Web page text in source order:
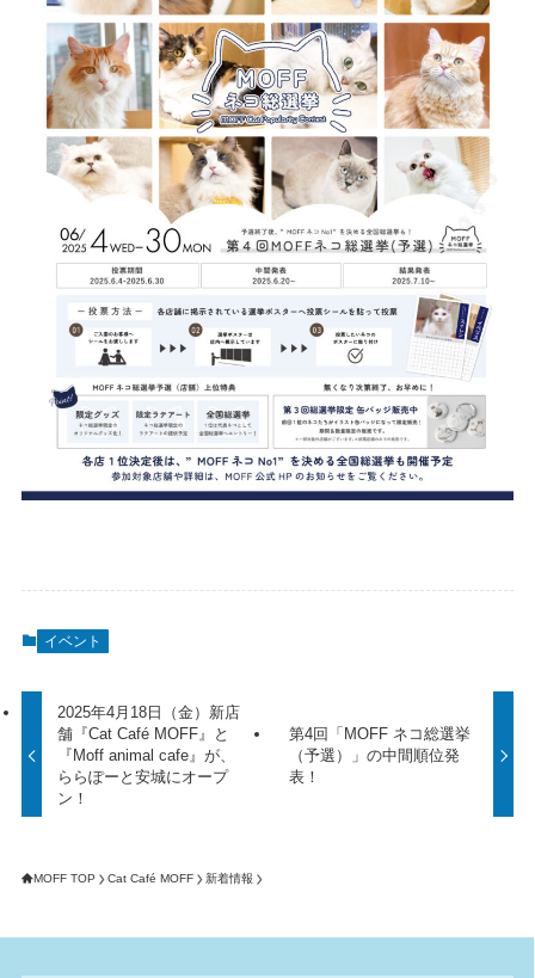
イベント
2025年4月18日（金）新店
舗『Cat Café MOFF』と
『Moff animal cafe』が、
ららぽーと安城にオープ
ン！
第4回「MOFF ネコ総選挙
（予選）」の中間順位発
表！
MOFF TOP Cat Café MOFF 新着情報